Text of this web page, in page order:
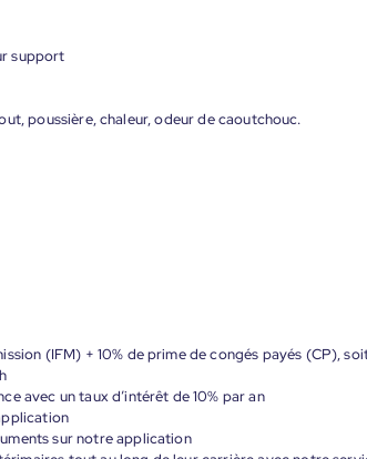
support
poussière, chaleur, odeur de caoutchouc.
(IFM) + 10% de prime de congés payés (CP),
avec un taux d’intérêt de 10% par an
sur notre application